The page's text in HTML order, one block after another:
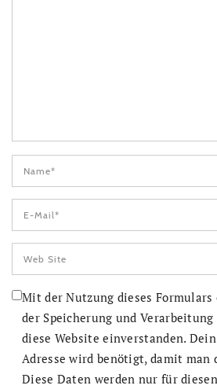
Mit der Nutzung dieses
der Speicherung und
diese Website einverstanden.
Adresse wird benötigt, damit man
Diese Daten werden nur für